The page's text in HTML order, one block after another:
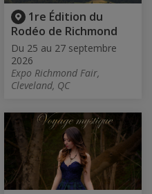
1re Édition du
Rodéo de Richmond
Du 25 au 27 septembre
2026
Expo Richmond Fair,
Cleveland, QC